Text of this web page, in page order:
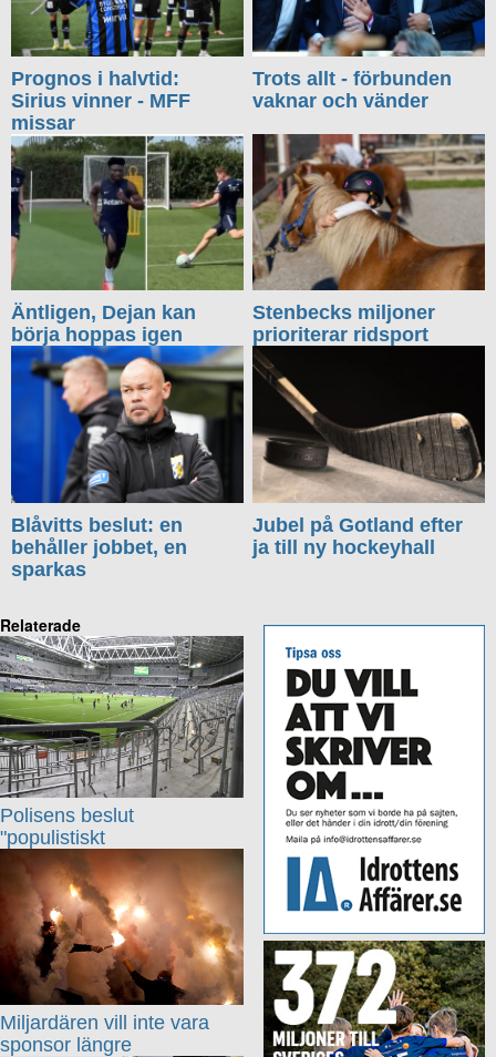
Prognos i halvtid:
Sirius vinner - MFF
missar
Trots allt - förbunden
vaknar och vänder
Äntligen, Dejan kan
börja hoppas igen
Stenbecks miljoner
prioriterar ridsport
Blåvitts beslut: en
behåller jobbet, en
sparkas
Jubel på Gotland efter
ja till ny hockeyhall
Relaterade
Polisens beslut
"populistiskt
Miljardären vill inte vara
sponsor längre